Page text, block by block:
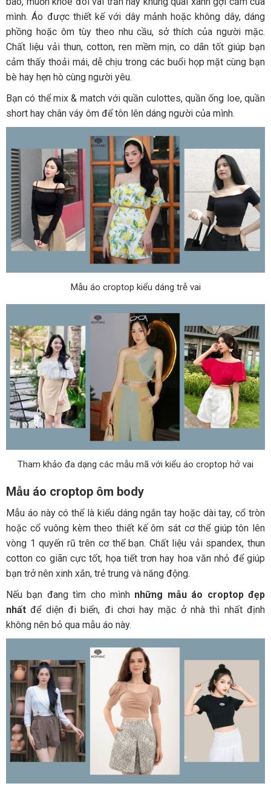
mình. Áo được thiết kế với dây mảnh hoặc không dây, dáng
phồng hoặc ôm tùy theo nhu cầu, sở thích của người mặc.
Chất liệu vải thun, cotton, ren mềm mịn, co dãn tốt giúp bạn
cảm thấy thoải mái, dễ chịu trong các buổi họp mặt cùng bạn
bè hay hẹn hò cùng người yêu.
Bạn có thể mix & match với quần culottes, quần ống loe, quần
short hay chân váy ôm để tôn lên dáng người của mình.
Mẫu áo croptop kiểu dáng trễ vai
Tham khảo đa dạng các mẫu mã với kiểu áo croptop hở vai
Mẫu áo croptop ôm body
Mẫu áo này có thể là kiểu dáng ngắn tay hoặc dài tay, cổ tròn
hoặc cổ vuông kèm theo thiết kế ôm sát cơ thể giúp tôn lên
vòng 1 quyến rũ trên cơ thể bạn. Chất liệu vải spandex, thun
cotton co giãn cực tốt, họa tiết trơn hay hoa văn nhỏ để giúp
bạn trở nên xinh xắn, trẻ trung và năng động.
Nếu bạn đang tìm cho mình những mẫu áo croptop đẹp
nhất để diện đi biển, đi chơi hay mặc ở nhà thì nhất định
không nên bỏ qua mẫu áo này.